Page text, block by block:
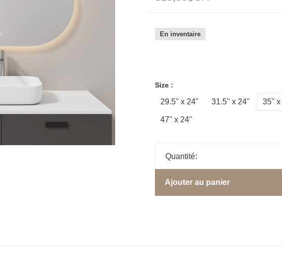
En inventaire
Size :
29.5'' x 24'' 31.5'' x 24'' 35'' x
47'' x 24''
Quantité:
Ajouter au panier